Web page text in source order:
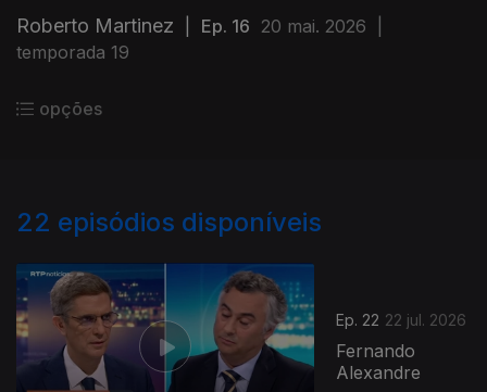
Roberto Martinez Ep. 16 20 mai. 2026
temporada 19
opções
22 episódios disponíveis
Ep. 22 22 jul. 2026
Fernando
Alexandre